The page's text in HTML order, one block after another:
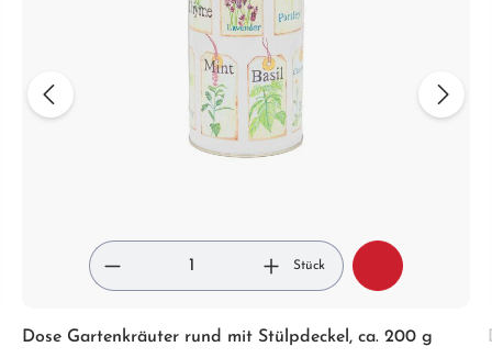
Stück
Dose Gartenkräuter rund mit Stülpdeckel, ca. 200 g